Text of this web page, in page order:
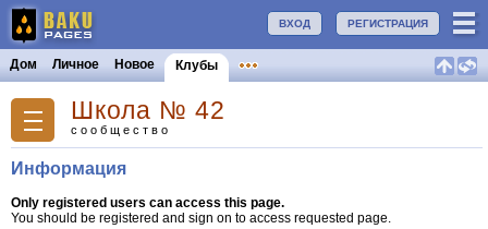
РЕГИСТРАЦИЯ
ВХОД
Дом Личное Новое Клубы
Школа № 42
сообщество
Информация
Only registered users can access this page.
You should be registered and sign on to access requested page.